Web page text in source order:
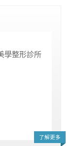
學整形診所
了解更多